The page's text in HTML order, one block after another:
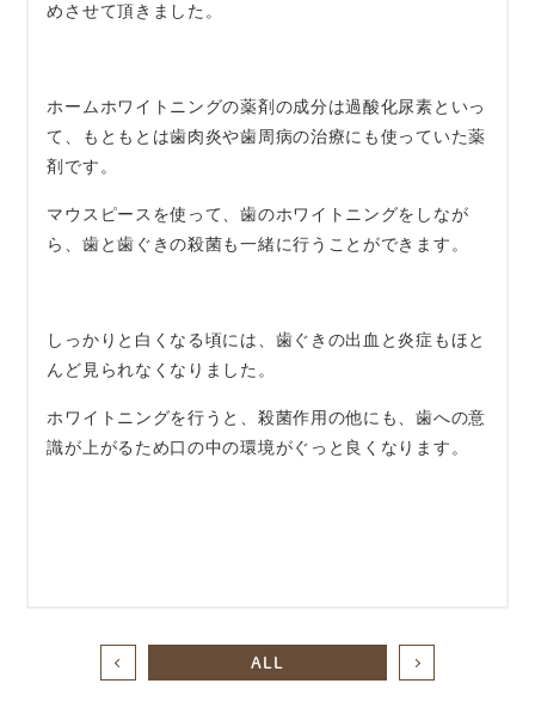
めさせて頂きました。
ホームホワイトニングの薬剤の成分は過酸化尿素といっ
て、もともとは歯肉炎や歯周病の治療にも使っていた薬
剤です。
マウスピースを使って、歯のホワイトニングをしなが
ら、歯と歯ぐきの殺菌も一緒に行うことができます。
しっかりと白くなる頃には、歯ぐきの出血と炎症もほと
んど見られなくなりました。
ホワイトニングを行うと、殺菌作用の他にも、歯への意
識が上がるため口の中の環境がぐっと良くなります。
ALL